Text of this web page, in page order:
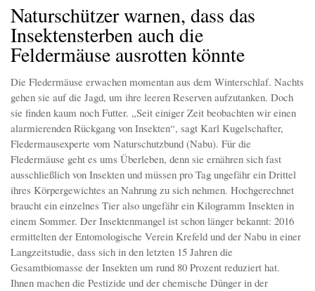
Naturschützer warnen, dass das
Insektensterben auch die
Feldermäuse ausrotten könnte
Die Fledermäuse erwachen momentan aus dem Winterschlaf. Nachts
gehen sie auf die Jagd, um ihre leeren Reserven aufzutanken. Doch
sie finden kaum noch Futter. „Seit einiger Zeit beobachten wir einen
alarmierenden Rückgang von Insekten“, sagt Karl Kugelschafter,
Fledermausexperte vom Naturschutzbund (Nabu). Für die
Fledermäuse geht es ums Überleben, denn sie ernähren sich fast
ausschließlich von Insekten und müssen pro Tag ungefähr ein Drittel
ihres Körpergewichtes an Nahrung zu sich nehmen. Hochgerechnet
braucht ein einzelnes Tier also ungefähr ein Kilogramm Insekten in
einem Sommer. Der Insektenmangel ist schon länger bekannt: 2016
ermittelten der Entomologische Verein Krefeld und der Nabu in einer
Langzeitstudie, dass sich in den letzten 15 Jahren die
Gesamtbiomasse der Insekten um rund 80 Prozent reduziert hat.
Ihnen machen die Pestizide und der chemische Dünger in der